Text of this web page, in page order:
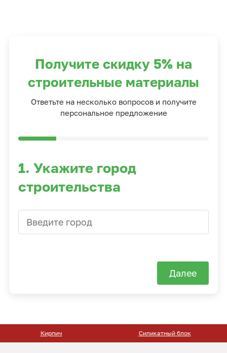
Получите скидку 5% на
строительные материалы
Ответьте на несколько вопросов и получите
персональное предложение
1. Укажите город
строительства
Далее
Силикатный блок Тротуарная плитка